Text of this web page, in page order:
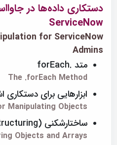
دستکاری داده‌ها در
ServiceNow
for ServiceNow
Admins
متد .forEach
The .forEach Method
ابزارهایی برای دستکاری
Manipulating Objects
ساختارشکنی (Destructuring) اشیاء و آرایه‌ها
Objects and Arrays